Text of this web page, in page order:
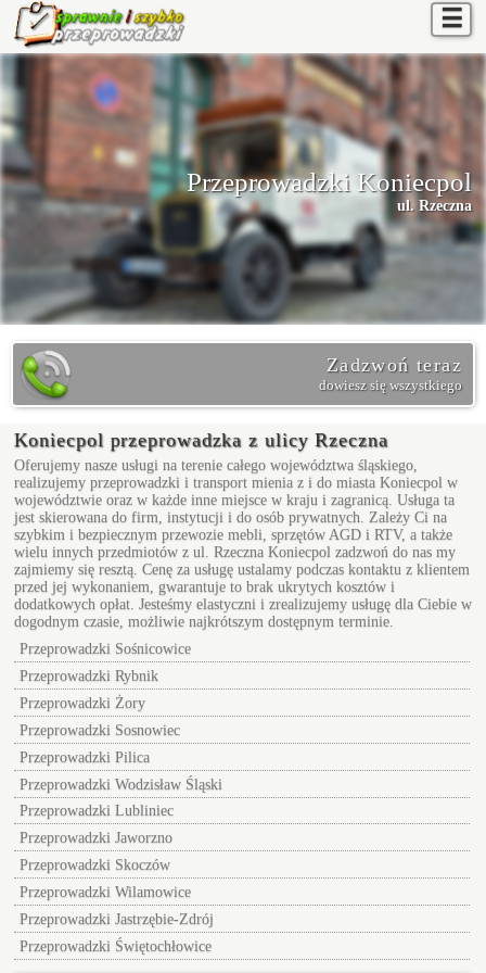
☰
Przeprowadzki Koniecpol
ul. Rzeczna
Zadzwoń teraz
dowiesz się wszystkiego
Koniecpol przeprowadzka z ulicy Rzeczna
Oferujemy nasze usługi na terenie całego województwa śląskiego,
realizujemy przeprowadzki i transport mienia z i do miasta Koniecpol w
województwie oraz w każde inne miejsce w kraju i zagranicą. Usługa ta
jest skierowana do firm, instytucji i do osób prywatnych. Zależy Ci na
szybkim i bezpiecznym przewozie mebli, sprzętów AGD i RTV, a także
wielu innych przedmiotów z ul. Rzeczna Koniecpolzadzwoń do nas my
zajmiemy się resztą. Cenę za usługę ustalamy podczas kontaktu z klientem
przed jej wykonaniem, gwarantuje to brak ukrytych kosztów i
dodatkowych opłat. Jesteśmy elastyczni i zrealizujemy usługę dla Ciebie w
dogodnym czasie, możliwie najkrótszym dostępnym terminie.
Przeprowadzki Sośnicowice
Przeprowadzki Rybnik
Przeprowadzki Żory
Przeprowadzki Sosnowiec
Przeprowadzki Pilica
Przeprowadzki Wodzisław Śląski
Przeprowadzki Lubliniec
Przeprowadzki Jaworzno
Przeprowadzki Skoczów
Przeprowadzki Wilamowice
Przeprowadzki Jastrzębie-Zdrój
Przeprowadzki Świętochłowice